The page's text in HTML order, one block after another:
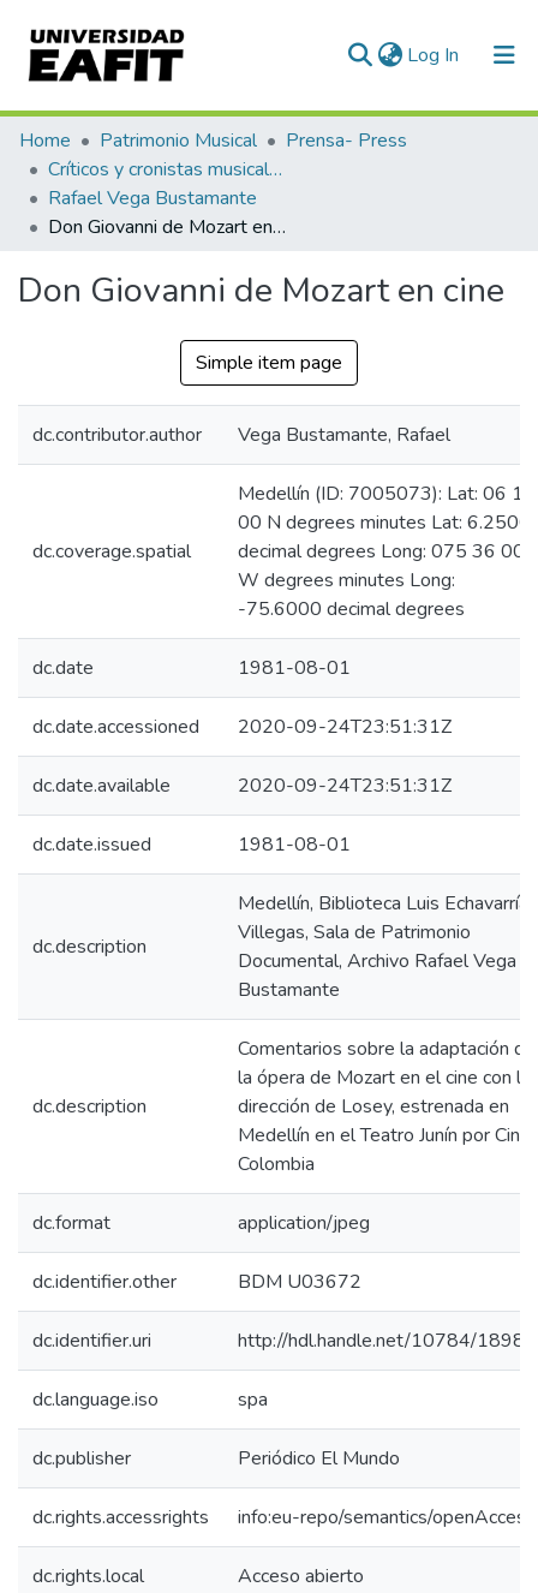
Log In (current)
Communities & Collections
All of DSpace
Statistics
Home Patrimonio Musical
Prensa- Press
Críticos y cronistas musicales
Rafael Vega Bustamante
Don Giovanni de Mozart en cine
Don Giovanni de Mozart en cine
Simple item page
dc.contributor.author Vega Bustamante, Rafael
dc.coverage.spatial
Medellín (ID: 7005073): Lat: 06 15
00 N degrees minutes Lat: 6.2500
decimal degrees Long: 075 36 00
W degrees minutes Long:
-75.6000 decimal degrees
dc.date 1981-08-01
dc.date.accessioned 2020-09-24T23:51:31Z
dc.date.available 2020-09-24T23:51:31Z
dc.date.issued 1981-08-01
dc.description
Medellín, Biblioteca Luis Echavarría
Villegas, Sala de Patrimonio
Documental, Archivo Rafael Vega
Bustamante
dc.description
Comentarios sobre la adaptación de
la ópera de Mozart en el cine con la
dirección de Losey, estrenada en
Medellín en el Teatro Junín por Cine
Colombia
dc.format application/jpeg
dc.identifier.other BDM U03672
dc.identifier.uri http://hdl.handle.net/10784/18988
dc.language.iso spa
dc.publisher Periódico El Mundo
dc.rights.accessrights info:eu-repo/semantics/openAccess
dc.rights.local Acceso abierto